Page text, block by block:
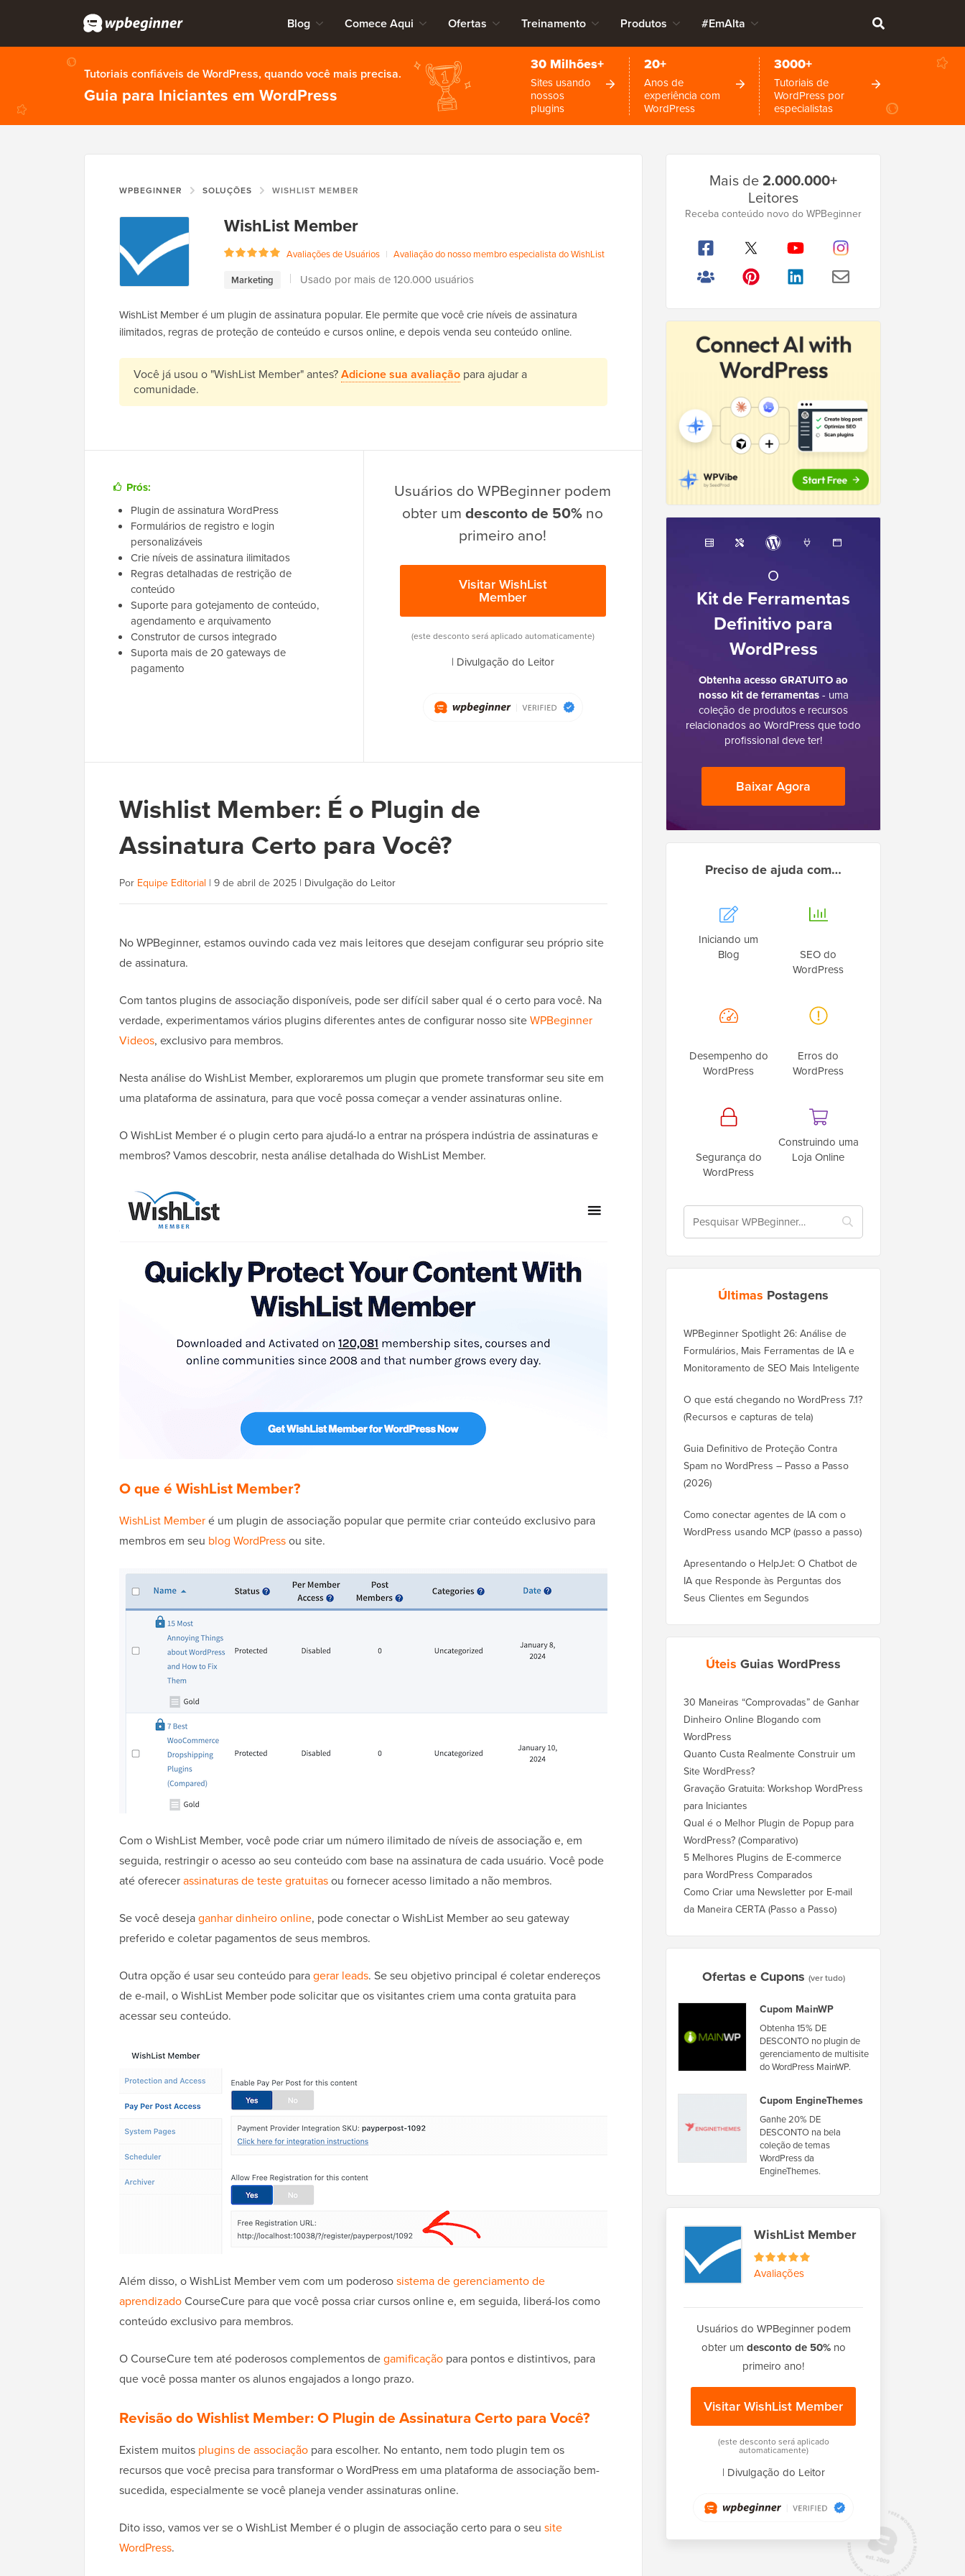
Blog Comece Aqui Ofertas Treinamento Produtos #EmAlta
Tutoriais confiáveis de WordPress, quando você mais precisa.
Guia para Iniciantes em WordPress
30 Milhões+
Sites usando
nossos
plugins
20+
Anos de
experiência com
WordPress
3000+
Tutoriais de
WordPress por
especialistas
WPBEGINNER SOLUÇÕES WISHLIST MEMBER
WishList Member
Avaliações de Usuários | Avaliação do nosso membro especialista do WishList
Marketing
Usado por mais de 120.000 usuários
WishList Member é um plugin de assinatura popular. Ele permite que você crie níveis de assinatura
ilimitados, regras de proteção de conteúdo e cursos online, e depois venda seu conteúdo online.
Você já usou o "WishList Member" antes?Adicione sua avaliação para ajudar a
comunidade.
Prós:
Plugin de assinatura WordPress
Formulários de registro e login
personalizáveis
Crie níveis de assinatura ilimitados
Regras detalhadas de restrição de
conteúdo
Suporte para gotejamento de conteúdo,
agendamento e arquivamento
Construtor de cursos integrado
Suporta mais de 20 gateways de
pagamento
Usuários do WPBeginner podem
obter umdesconto de 50%no
primeiro ano!
Visitar WishList
Member
(este desconto será aplicado automaticamente)
| Divulgação do Leitor
Wishlist Member: É o Plugin de
Assinatura Certo para Você?
Por Equipe Editorial | 9 de abril de 2025 | Divulgação do Leitor
No WPBeginner, estamos ouvindo cada vez mais leitores que desejam configurar seu próprio site
de assinatura.
Com tantos plugins de associação disponíveis, pode ser difícil saber qual é o certo para você. Na
verdade, experimentamos vários plugins diferentes antes de configurar nosso siteWPBeginner
Videos, exclusivo para membros.
Nesta análise do WishList Member, exploraremos um plugin que promete transformar seu site em
uma plataforma de assinatura, para que você possa começar a vender assinaturas online.
O WishList Member é o plugin certo para ajudá-lo a entrar na próspera indústria de assinaturas e
membros? Vamos descobrir, nesta análise detalhada do WishList Member.
O que é WishList Member?
WishList Memberé um plugin de associação popular que permite criar conteúdo exclusivo para
membros em seu blog WordPressou site.
Com o WishList Member, você pode criar um número ilimitado de níveis de associação e, em
seguida, restringir o acesso ao seu conteúdo com base na assinatura de cada usuário. Você pode
até oferecerassinaturas de teste gratuitasou fornecer acesso limitado a não membros.
Se você desejaganhar dinheiro online, pode conectar o WishList Member ao seu gateway
preferido e coletar pagamentos de seus membros.
Outra opção é usar seu conteúdo paragerar leads. Se seu objetivo principal é coletar endereços
de e-mail, o WishList Member pode solicitar que os visitantes criem uma conta gratuita para
acessar seu conteúdo.
Além disso, o WishList Member vem com um poderososistema de gerenciamento de
aprendizadoCourseCure para que você possa criar cursos online e, em seguida, liberá-los como
conteúdo exclusivo para membros.
O CourseCure tem até poderosos complementos degamificação para pontos e distintivos, para
que você possa manter os alunos engajados a longo prazo.
Revisão do Wishlist Member: O Plugin de Assinatura Certo para Você?
Existem muitos plugins de associação para escolher. No entanto, nem todo plugin tem os
recursos que você precisa para transformar o WordPress em uma plataforma de associação bem-
sucedida, especialmente se você planeja vender assinaturas online.
Dito isso, vamos ver se o WishList Member é o plugin de associação certo para o seu site
WordPress.
Lateral
Principal
Mais de2.000.000+
Leitores
Receba conteúdo novo do WPBeginner
O
Kit de Ferramentas
Definitivo para
WordPress
Obtenha acesso GRATUITO ao
nosso kit de ferramentas- uma
coleção de produtos e recursos
relacionados ao WordPress que todo
profissional deve ter!
Baixar Agora
Preciso de ajuda com…
Iniciando um
Blog
SEO do
WordPress
Desempenho do
WordPress
Erros do
WordPress
Segurança do
WordPress
Construindo uma
Loja Online
Últimas Postagens
WPBeginner Spotlight 26: Análise de
Formulários, Mais Ferramentas de IA e
Monitoramento de SEO Mais Inteligente
O que está chegando no WordPress 7.1?
(Recursos e capturas de tela)
Guia Definitivo de Proteção Contra
Spam no WordPress – Passo a Passo
(2026)
Como conectar agentes de IA com o
WordPress usando MCP (passo a passo)
Apresentando o HelpJet: O Chatbot de
IA que Responde às Perguntas dos
Seus Clientes em Segundos
Úteis Guias WordPress
30 Maneiras “Comprovadas” de Ganhar
Dinheiro Online Blogando com
WordPress
Quanto Custa Realmente Construir um
Site WordPress?
Gravação Gratuita: Workshop WordPress
para Iniciantes
Qual é o Melhor Plugin de Popup para
WordPress? (Comparativo)
5 Melhores Plugins de E-commerce
para WordPress Comparados
Como Criar uma Newsletter por E-mail
da Maneira CERTA (Passo a Passo)
Ofertas e Cupons (ver tudo)
Cupom MainWP
Obtenha 15% DE
DESCONTO no plugin de
gerenciamento de multisite
do WordPress MainWP.
Cupom EngineThemes
Ganhe 20% DE
DESCONTO na bela
coleção de temas
WordPress da
EngineThemes.
WishList Member
Avaliações
Usuários do WPBeginner podem
obter um desconto de 50%no
primeiro ano!
Visitar WishList Member
(este desconto será aplicado
automaticamente)
| Divulgação do Leitor